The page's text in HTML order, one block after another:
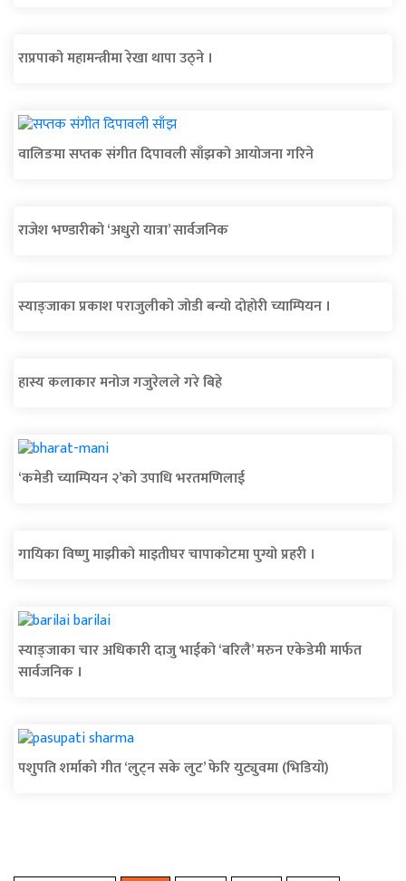
राप्रपाको महामन्त्रीमा रेखा थापा उठ्ने ।
वालिङमा सप्तक संगीत दिपावली साँझको आयोजना गरिने
राजेश भण्डारीको ‘अधुरो यात्रा’ सार्वजनिक
स्याङ्जाका प्रकाश पराजुलीको जोडी बन्यो दोहोरी च्याम्पियन ।
हास्य कलाकार मनोज गजुरेलले गरे बिहे
‘कमेडी च्याम्पियन २’को उपाधि भरतमणिलाई
गायिका विष्णु माझीको माइतीघर चापाकोटमा पुग्यो प्रहरी ।
स्याङ्जाका चार अधिकारी दाजु भाईको ‘बरिलै’ मरुन एकेडेमी मार्फत
सार्वजनिक ।
पशुपति शर्माको गीत ‘लुट्न सके लुट’ फेरि युट्युवमा (भिडियो)